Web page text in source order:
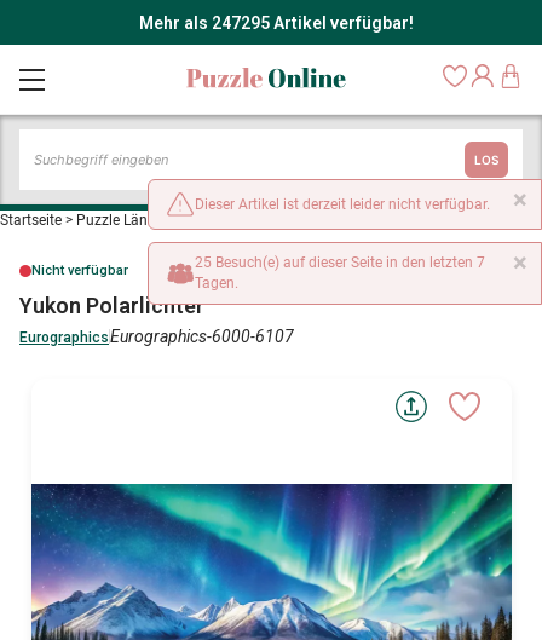
Mehr als 247295 Artikel verfügbar!
LOS
Startseite > Puzzle Länder: USA und Kanada
Nicht verfügbar
Yukon Polarlichter
EurographicsEurographics-6000-6107
×
Dieser Artikel ist derzeit leider nicht verfügbar.
×
25 Besuch(e) auf dieser Seite in den letzten 7
Tagen.